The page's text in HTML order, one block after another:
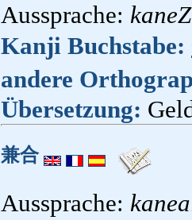
Aussprache:
Kanji Buchstabe:
andere
Übersetzung:
兼合
Aussprache: